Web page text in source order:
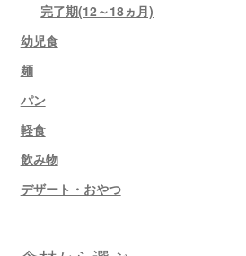
完了期(12～18ヵ月)
幼児食
麺
パン
軽食
飲み物
デザート・おやつ